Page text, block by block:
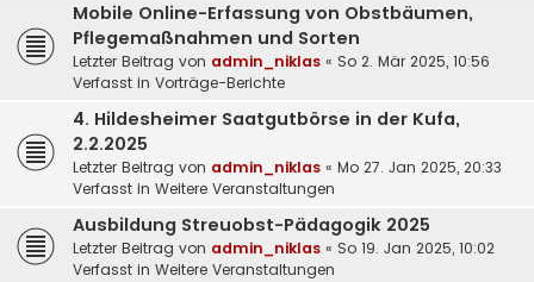
Mobile Online-Erfassung von Obstbäumen,
Pflegemaßnahmen und Sorten
Letzter Beitrag von admin_niklas « So 2. Mär 2025, 10:56
Verfasst in Vorträge-Berichte
4. Hildesheimer Saatgutbörse in der Kufa,
2.2.2025
Letzter Beitrag von admin_niklas « Mo 27. Jan 2025, 20:33
Verfasst in Weitere Veranstaltungen
Ausbildung Streuobst-Pädagogik 2025
Letzter Beitrag von admin_niklas « So 19. Jan 2025, 10:02
Verfasst in Weitere Veranstaltungen